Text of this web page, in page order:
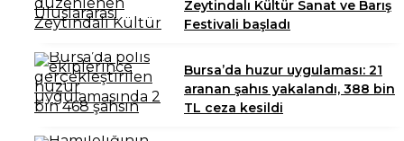
Zeytindalı Kültür Sanat ve Barış
Festivali başladı
Bursa’da huzur uygulaması: 21
aranan şahıs yakalandı, 388 bin
TL ceza kesildi